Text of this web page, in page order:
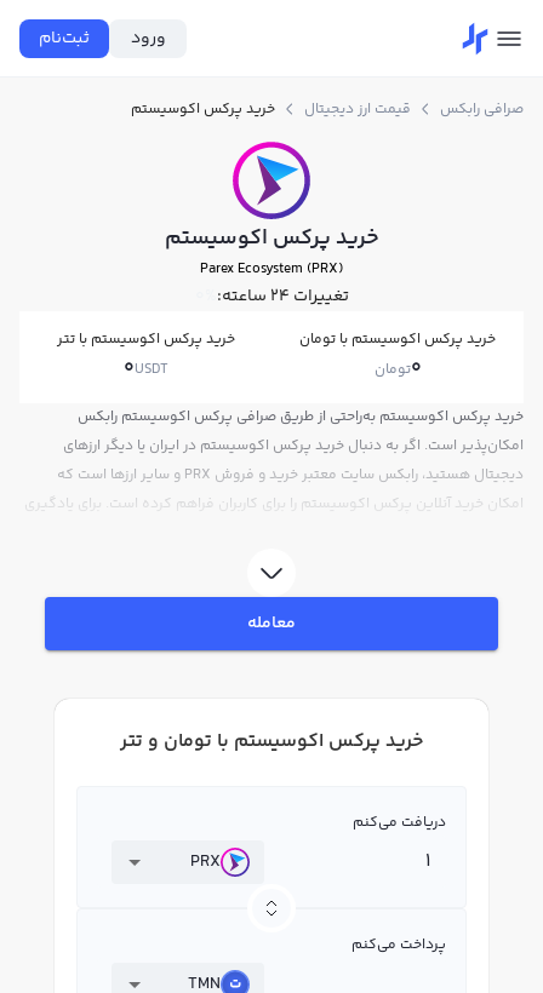
ورود ثبت‌نام
صرافی رابکس قیمت ارز دیجیتال خرید پرکس اکوسیستم
خرید پرکس اکوسیستم
Parex Ecosystem (PRX)
تغییرات ۲۴ ساعته: 0%
خرید پرکس اکوسیستم با تومان
0تومان
خرید پرکس اکوسیستم با تتر
0USDT
خرید پرکس اکوسیستم به‌راحتی از طریق صرافی پرکس اکوسیستم رابکس
امکان‌پذیر است. اگر به دنبال خرید پرکس اکوسیستم در ایران یا دیگر ارزهای
دیجیتال هستید، رابکس سایت معتبر خرید و فروش PRX و سایر ارزها است که
امکان خرید آنلاین پرکس اکوسیستم را برای کاربران فراهم کرده است. برای یادگیری
استفاده کنید و پس از ثبت‌نام و احراز هویت، به خرید و فروش پرکس اکوسیستم
PRX بپردازید. در بازار رابکس، قیمت لحظه‌ای، نمودار و امکانات فروش پرکس
اکوسیستم نیز در دسترس شما قرار دارد تا بتوانید تصمیمات بهتری در معاملات خود
بگیرید.
معامله
خرید پرکس اکوسیستم با تومان و تتر
دریافت می‌کنم
PRX
پرداخت می‌کنم
TMN